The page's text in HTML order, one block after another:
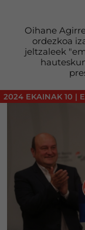
Oihane
ordezkoa
jeltzaleek
2024 EKAINAK 10 |